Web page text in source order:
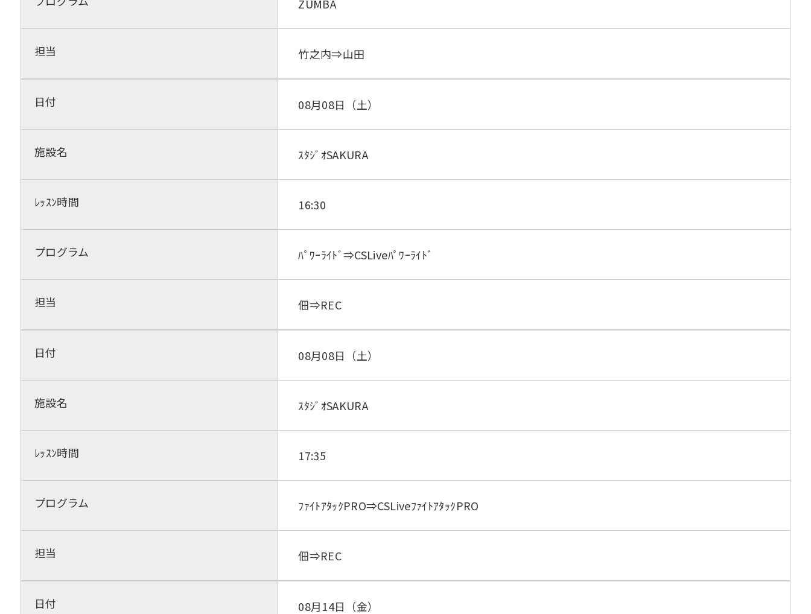
ZUMBA
担当 竹之内⇒山田
日付 08月08日（土）
施設名 ｽﾀｼﾞｵSAKURA
ﾚｯｽﾝ時間 16:30
プログラム ﾊﾟﾜｰﾗｲﾄﾞ⇒CSLiveﾊﾟﾜｰﾗｲﾄﾞ
担当 佃⇒REC
日付 08月08日（土）
施設名 ｽﾀｼﾞｵSAKURA
ﾚｯｽﾝ時間 17:35
プログラム ﾌｧｲﾄｱﾀｯｸPRO⇒CSLiveﾌｧｲﾄｱﾀｯｸPRO
担当 佃⇒REC
日付 08月14日（金）